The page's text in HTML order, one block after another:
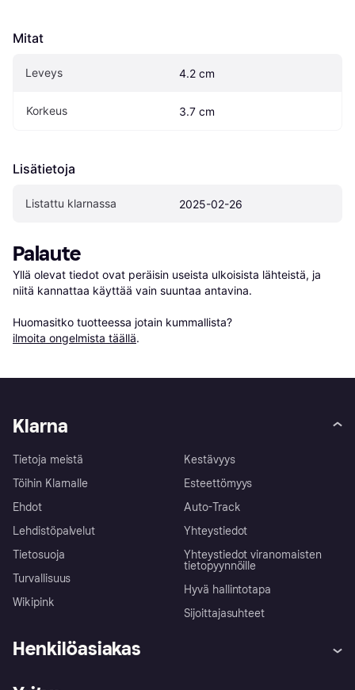
Mitat
Leveys 4.2 cm
Korkeus 3.7 cm
Lisätietoja
Listattu klarnassa 2025-02-26
Palaute
Yllä olevat tiedot ovat peräisin useista ulkoisista lähteistä, ja
niitä kannattaa käyttää vain suuntaa antavina.
Huomasitko tuotteessa jotain kummallista?
ilmoita ongelmista täällä.
Klarna
Tietoja meistä
Töihin Klarnalle
Ehdot
Lehdistöpalvelut
Tietosuoja
Turvallisuus
Wikipink
Kestävyys
Esteettömyys
Auto-Track
Yhteystiedot
Yhteystiedot viranomaisten
tietopyynnöille
Hyvä hallintotapa
Sijoittajasuhteet
Henkilöasiakas
Ohje